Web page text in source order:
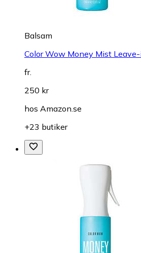
Balsam
Color Wow Money Mist
fr.
250 kr
hos Amazon.se
+23 butiker